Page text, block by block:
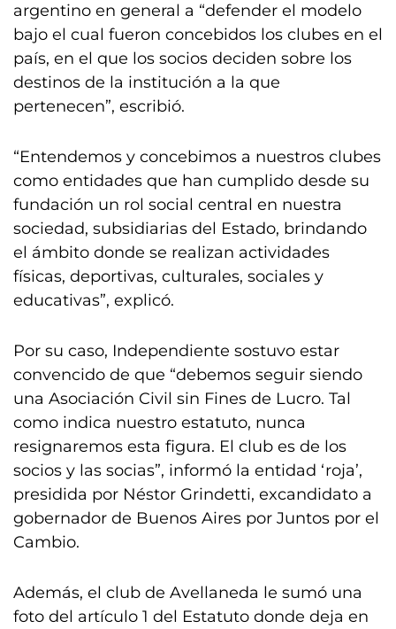
argentino en general a “defender el modelo
bajo el cual fueron concebidos los clubes en el
país, en el que los socios deciden sobre los
destinos de la institución a la que
pertenecen”, escribió.
“Entendemos y concebimos a nuestros clubes
como entidades que han cumplido desde su
fundación un rol social central en nuestra
sociedad, subsidiarias del Estado, brindando
el ámbito donde se realizan actividades
físicas, deportivas, culturales, sociales y
educativas”, explicó.
Por su caso, Independiente sostuvo estar
convencido de que “debemos seguir siendo
una Asociación Civil sin Fines de Lucro. Tal
como indica nuestro estatuto, nunca
resignaremos esta figura. El club es de los
socios y las socias”, informó la entidad ‘roja’,
presidida por Néstor Grindetti, excandidato a
gobernador de Buenos Aires por Juntos por el
Cambio.
Además, el club de Avellaneda le sumó una
foto del artículo 1 del Estatuto donde deja en